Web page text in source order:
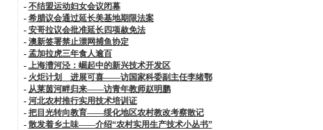
- 不结盟运动妇女会议闭幕
- 希腊议会通过延长美基地期限法案
- 安哥拉议会批准延长四项赦免法
- 澳新签署禁止漂网捕鱼协定
- 孟加拉虎三年食人逾百
- 上海漕河泾：崛起中的新兴技术开发区
- 火炬计划 进展可喜——访国家科委副主任李绪鄂
- 从莱茵河畔归来——访青年教师赵明鹏
- 河北农村推行实用技术培训证
- 把目光转向教育——绥化地区农村教改考察散记
- 散发着乡土味——介绍“农村实用生产技术小丛书”